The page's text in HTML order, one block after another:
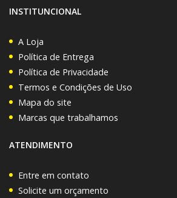
INSTITUNCIONAL
A Loja
Política de Entrega
Política de Privacidade
Termos e Condições de Uso
Mapa do site
Marcas que trabalhamos
ATENDIMENTO
Entre em contato
Solicite um orçamento